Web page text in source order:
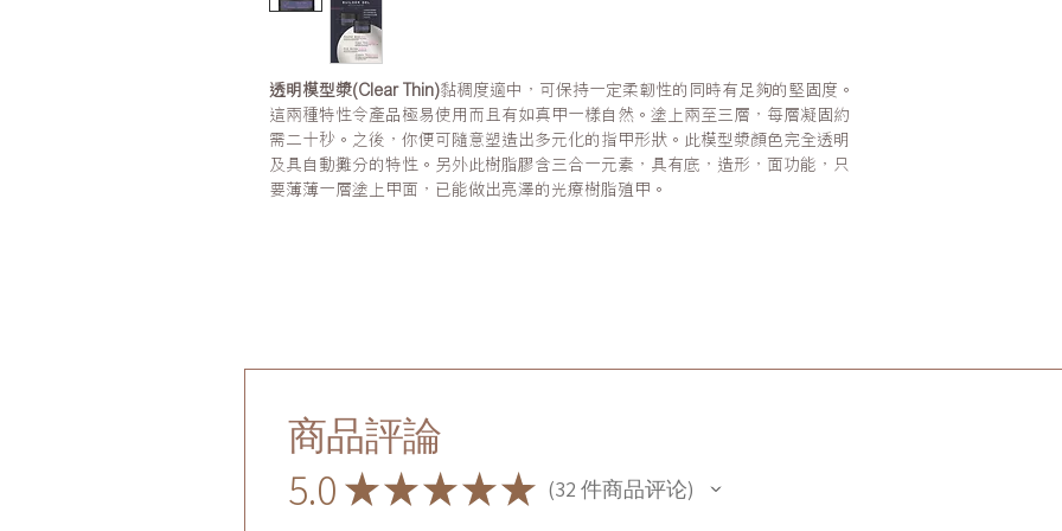
透明模型漿(Clear Thin)黏稠度適中，可保持一定柔韌性的同時有足夠的堅固度。
這兩種特性令產品極易使用而且有如真甲一樣自然。塗上兩至三層，每層凝固約
需二十秒。之後，你便可隨意塑造出多元化的指甲形狀。此模型漿顏色完全透明
及具自動攤分的特性。另外此樹脂膠含三合一元素，具有底，造形，面功能，只
要薄薄一層塗上甲面，已能做出亮澤的光療樹脂殖甲。
商品評論
5.0 ★★★★★ 32 件商品评论
32